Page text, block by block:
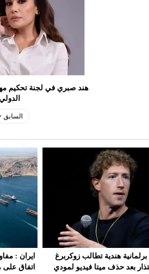
هند صبري في لجنة تحكيم
الدولي
السابق
: مفاوضات «هرمز» تقترب من
على مسار لعبور السفن
ترامب
السيد» بعد